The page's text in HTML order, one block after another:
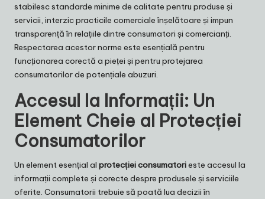
stabilesc standarde minime de calitate pentru produse și
servicii, interzic practicile comerciale înșelătoare și impun
transparență în relațiile dintre consumatori și comercianți.
Respectarea acestor norme este esențială pentru
funcționarea corectă a pieței și pentru protejarea
consumatorilor de potențiale abuzuri.
Accesul la Informații: Un
Element Cheie al Protecției
Consumatorilor
Un element esențial al protecției consumatorieste accesul la
informații complete și corecte despre produsele și serviciile
oferite. Consumatorii trebuie să poată lua decizii în